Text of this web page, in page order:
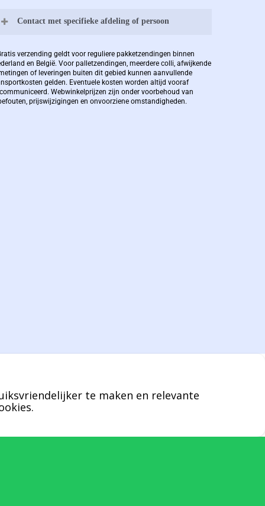
Contact met specifieke afdeling of persoon
Bernard Pauwels:
Zaakvoerder Berdo
bernard@berdo.be
Nicole Bisscheroux:
verzending geldt voor reguliere pakketzendingen binnen
en België. Voor palletzendingen, meerdere colli, afwijkende
of leveringen buiten dit gebied kunnen aanvullende
gelden. Eventuele kosten worden altijd vooraf
Webwinkelprijzen zijn onder voorbehoud van
prijswijzigingen en onvoorziene omstandigheden.
te maken en relevante